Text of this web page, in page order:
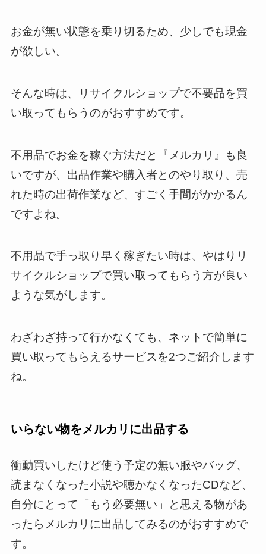
お金が無い状態を乗り切るため、少しでも現金
が欲しい。
そんな時は、リサイクルショップで不要品を買
い取ってもらうのがおすすめです。
不用品でお金を稼ぐ方法だと『メルカリ』も良
いですが、出品作業や購入者とのやり取り、売
れた時の出荷作業など、すごく手間がかかるん
ですよね。
不用品で手っ取り早く稼ぎたい時は、やはりリ
サイクルショップで買い取ってもらう方が良い
ような気がします。
わざわざ持って行かなくても、ネットで簡単に
買い取ってもらえるサービスを2つご紹介します
ね。
いらない物をメルカリに出品する
衝動買いしたけど使う予定の無い服やバッグ、
読まなくなった小説や聴かなくなったCDなど、
自分にとって「もう必要無い」と思える物があ
ったらメルカリに出品してみるのがおすすめで
す。